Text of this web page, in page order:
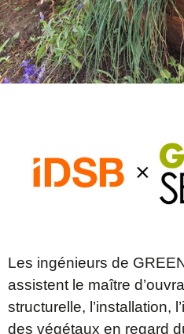
Les ingénieurs de
assistent le maître
structurelle, l’installation,
des végétaux en regard